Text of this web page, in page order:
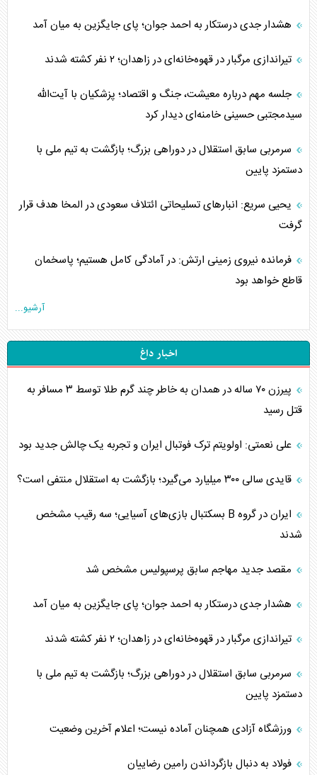
هشدار جدی درستکار به احمد جوان؛ پای جایگزین به میان آمد
تیراندازی مرگبار در قهوه‌خانه‌ای در زاهدان؛ ۲ نفر کشته شدند
جلسه مهم درباره معیشت، جنگ و اقتصاد؛ پزشکیان با آیت‌الله
سیدمجتبی حسینی خامنه‌ای دیدار کرد
سرمربی سابق استقلال در دوراهی بزرگ؛ بازگشت به تیم ملی با
دستمزد پایین
یحیی سریع: انبارهای تسلیحاتی ائتلاف سعودی در المخا هدف قرار
گرفت
فرمانده نیروی زمینی ارتش: در آمادگی کامل هستیم؛ پاسخمان
قاطع خواهد بود
آرشیو...
اخبار داغ
پیرزن ۷۰ ساله در همدان به خاطر چند گرم طلا توسط ۳ مسافر به
قتل رسید
علی نعمتی: اولویتم ترک فوتبال ایران و تجربه یک چالش جدید بود
قایدی سالی ۳۰۰ میلیارد می‌گیرد؛ بازگشت به استقلال منتفی است؟
ایران در گروه B بسکتبال بازی‌های آسیایی؛ سه رقیب مشخص
شدند
مقصد جدید مهاجم سابق پرسپولیس مشخص شد
هشدار جدی درستکار به احمد جوان؛ پای جایگزین به میان آمد
تیراندازی مرگبار در قهوه‌خانه‌ای در زاهدان؛ ۲ نفر کشته شدند
سرمربی سابق استقلال در دوراهی بزرگ؛ بازگشت به تیم ملی با
دستمزد پایین
ورزشگاه آزادی همچنان آماده نیست؛ اعلام آخرین وضعیت
فولاد به دنبال بازگرداندن رامین رضاییان